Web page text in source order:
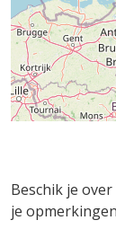
Beschik je
je